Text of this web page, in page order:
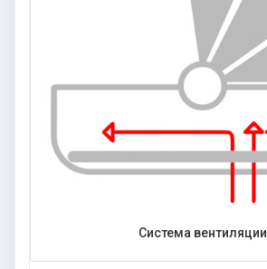
Система вентиляции